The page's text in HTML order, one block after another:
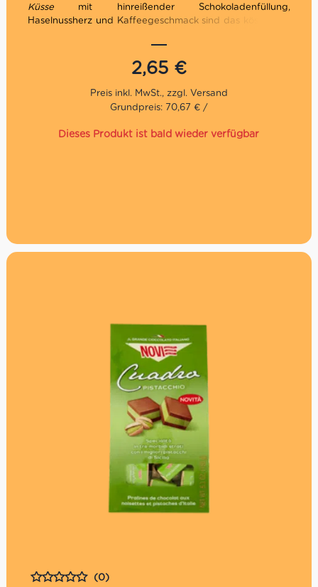
Küssemit hinreißender Schokoladenfüllung,
Haselnussherz und Kaffeegeschmack sind das köstlichste
kleines bisschen kulinarische Romantik zu gönnen.
2,65 €
Grundpreis: 70,67 € /
Dieses Produkt ist bald wieder verfügbar
(0)